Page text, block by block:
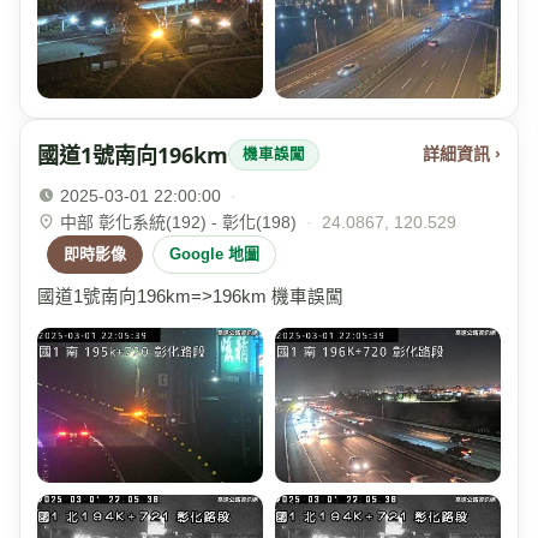
國道1號南向196km 機車誤闖 詳細資訊 ›
2025-03-01 22:00:00
·
中部 彰化系統(192) - 彰化(198)
· 24.0867, 120.529
即時影像 Google 地圖
國道1號南向196km=>196km 機車誤闖